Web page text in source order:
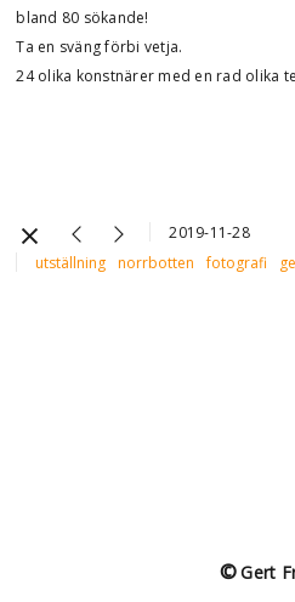
bland 80 sökande!
Ta en sväng förbi vetja.
24 olika konstnärer med en rad olika
2019-11-28
utställning
norrbotten fotografi
©Gert